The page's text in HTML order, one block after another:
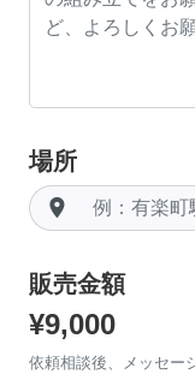
場所
room
販売金額
¥9,000
依頼相談後、メッセー